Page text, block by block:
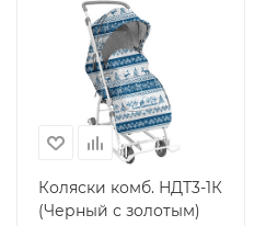
Коляски комб. НДТ3-1К
(Черный с золотым)